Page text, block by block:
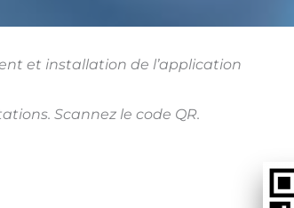
et installation de l’application
Scannez le code QR.